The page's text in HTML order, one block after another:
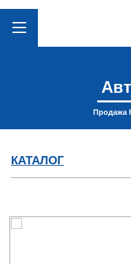
Продажа
КАТАЛОГ